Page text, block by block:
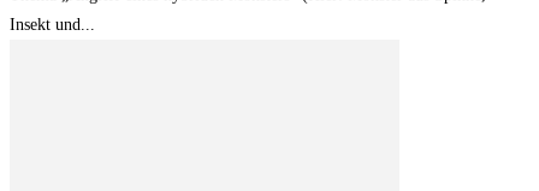
Insekt und...